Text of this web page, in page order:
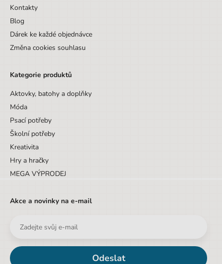
Hmotnost
Počet komor
Kontakty
Blog
Dárek ke každé objednávce
Změna cookies souhlasu
Kategorie produktů
Aktovky, batohy a doplňky
Móda
Psací potřeby
Školní potřeby
Kreativita
Hry a hračky
MEGA VÝPRODEJ
Akce a novinky na e-mail
Odeslat